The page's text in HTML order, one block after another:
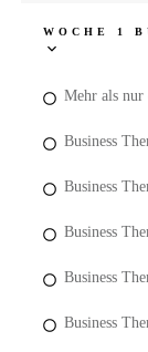
WOCHE 1
Mehr als nur
Business
Business
Business
Business
Business